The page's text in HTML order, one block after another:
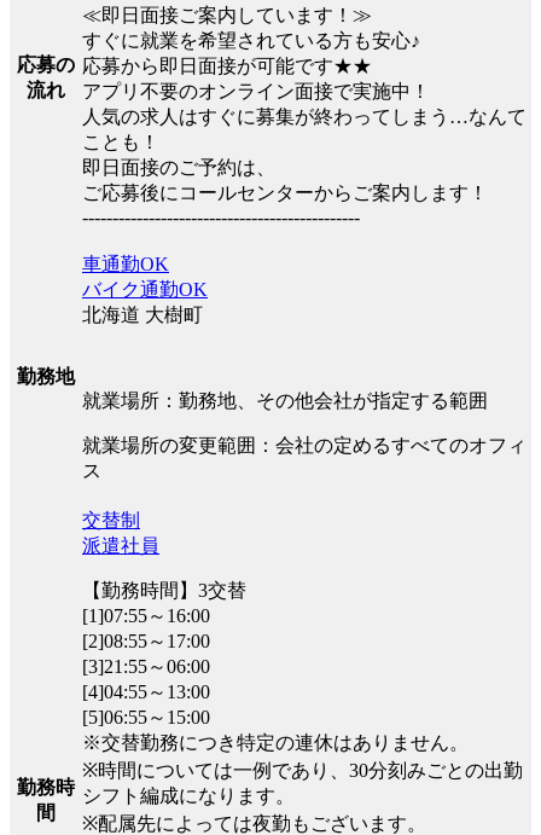
応募の
流れ
≪即日面接ご案内しています！≫
すぐに就業を希望されている方も安心♪
応募から即日面接が可能です★★
アプリ不要のオンライン面接で実施中！
人気の求人はすぐに募集が終わってしまう…なんて
ことも！
即日面接のご予約は、
ご応募後にコールセンターからご案内します！
----------------------------------------------
勤務地
車通勤OK
バイク通勤OK
北海道 大樹町
就業場所：勤務地、その他会社が指定する範囲
就業場所の変更範囲：会社の定めるすべてのオフィ
ス
勤務時
間
交替制
派遣社員
【勤務時間】3交替
[1]07:55～16:00
[2]08:55～17:00
[3]21:55～06:00
[4]04:55～13:00
[5]06:55～15:00
※交替勤務につき特定の連休はありません。
※時間については一例であり、30分刻みごとの出勤
シフト編成になります。
※配属先によっては夜勤もございます。